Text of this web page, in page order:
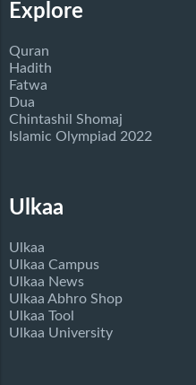
Explore
Quran
Hadith
Fatwa
Dua
Chintashil Shomaj
Islamic Olympiad 2022
Ulkaa
Ulkaa
Ulkaa Campus
Ulkaa News
Ulkaa Abhro Shop
Ulkaa Tool
Ulkaa University